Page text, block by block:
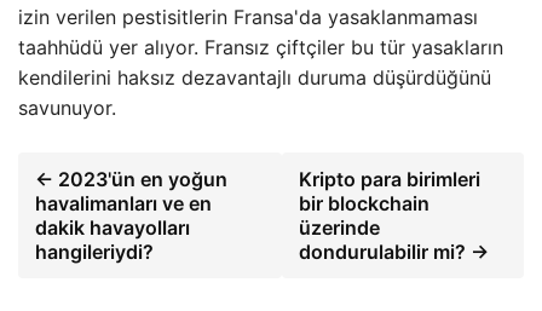
izin verilen pestisitlerin Fransa'da yasaklanmaması
taahhüdü yer alıyor. Fransız çiftçiler bu tür yasakların
kendilerini haksız dezavantajlı duruma düşürdüğünü
savunuyor.
← 2023'ün en yoğun
havalimanları ve en
dakik havayolları
hangileriydi?
Kripto para birimleri
bir blockchain
üzerinde
dondurulabilir mi? →